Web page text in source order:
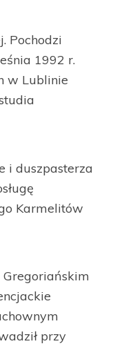
Pochodzi
1992 r.
w Lublinie
i duszpasterza
Karmelitów
przy